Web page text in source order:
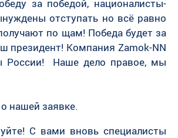
за победой, националисты-
отступать но всё равно
по щам! Победа будет за
президент! Компания Zamok-NN
России! Наше дело правое, мы
нашей заявке.
С вами вновь специалисты